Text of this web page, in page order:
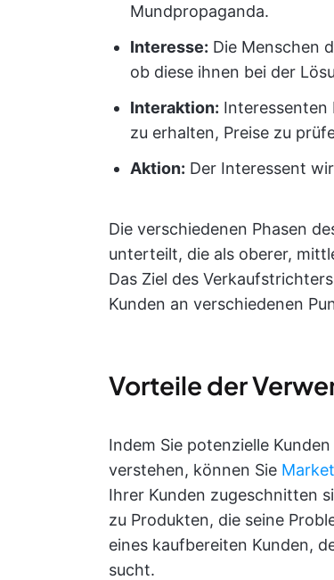
Mundpropaganda.
Interesse: Die Menschen
ob diese ihnen bei der
Interaktion: Interessenten
zu erhalten, Preise zu
Aktion: Der Interessent
Die verschiedenen Phasen
unterteilt, die als oberer,
Das Ziel des
Kunden an verschiedenen
Vorteile der
Indem Sie potenzielle
verstehen, können Sie
Ihrer Kunden zugeschnitten
zu Produkten, die seine
eines kaufbereiten Kunden,
sucht.